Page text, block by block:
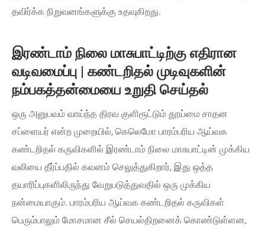
தவிர்க்க நிறுவனங்களுக்கு உதவுகிறது.
இரண்டாம் நிலை மாசுபாட்டிற்கு எதிரான
வடிவமைப்பு | கண்டறிதல் முடிவுகளின்
நம்பகத்தன்மையை உறுதி செய்தல்
ஒரு அனுபவம் வாய்ந்த திரவ குளிரூட்டும் தூய்மை சாதன
சப்ளையர் என்ற முறையில், கெலெமோ பாரம்பரிய ஆய்வக
கண்டறிதல் கருவிகளில் இரண்டாம் நிலை மாசுபாட்டின் முக்கிய
வலியை தீர்ப்பதில் கவனம் செலுத்துகிறார், இது ஒத்த
தயாரிப்புகளிலிருந்து வேறுபடுத்துவதில் ஒரு முக்கிய
நன்மையாகும். பாரம்பரிய ஆய்வக கண்டறிதல் கருவிகள்
பெரும்பாலும் மோசமான சீல் செயல்திறனைக் கொண்டுள்ளன,